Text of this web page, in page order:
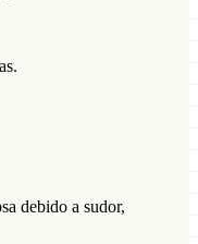
debido a sudor,